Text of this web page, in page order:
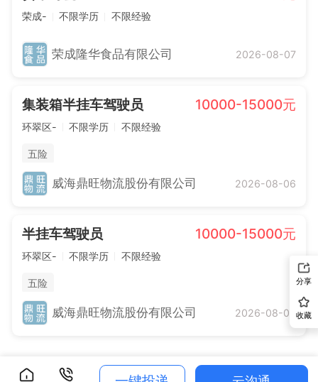
荣成- 不限学历 不限经验
荣成隆华食品有限公司 2026-08-07
集装箱半挂车驾驶员 10000-15000元
环翠区- 不限学历 不限经验
五险
威海鼎旺物流股份有限公司 2026-08-06
半挂车驾驶员 10000-15000元
环翠区- 不限学历 不限经验
五险
威海鼎旺物流股份有限公司 2026-08-06
分享
收藏